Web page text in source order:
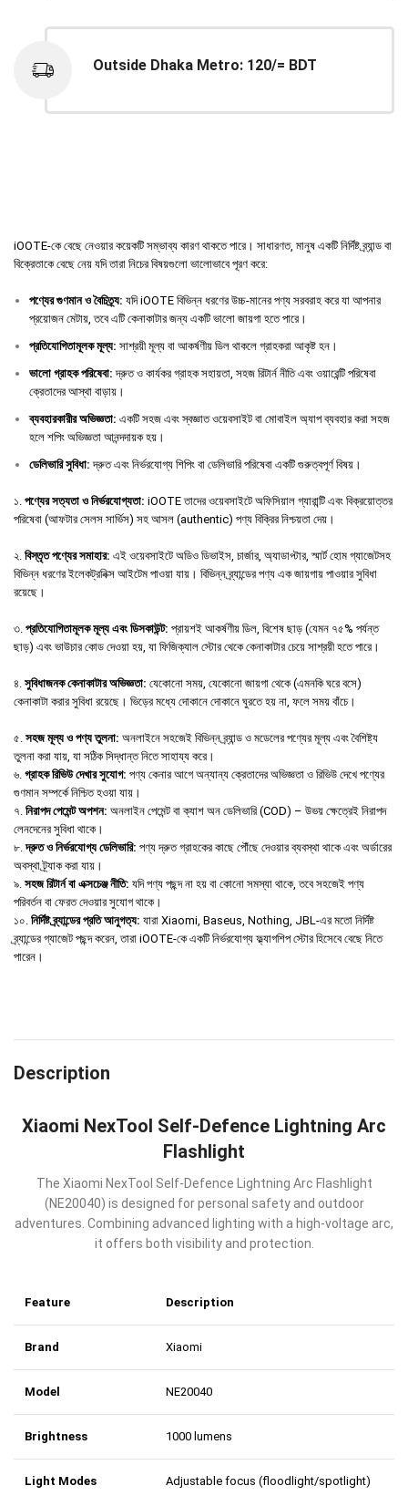
Outside Dhaka Metro: 120/= BDT
iOOTE-কে বেছে নেওয়ার কয়েকটি সম্ভাব্য কারণ থাকতে পারে। সাধারণত, মানুষ একটি নির্দিষ্ট ব্র্যান্ড বা
বিক্রেতাকে বেছে নেয় যদি তারা নিচের বিষয়গুলো ভালোভাবে পূরণ করে:
পণ্যের গুণমান ও বৈচিত্র্য: যদি iOOTE বিভিন্ন ধরণের উচ্চ-মানের পণ্য সরবরাহ করে যা আপনার
প্রয়োজন মেটায়, তবে এটি কেনাকাটার জন্য একটি ভালো জায়গা হতে পারে।
প্রতিযোগিতামূলক মূল্য: সাশ্রয়ী মূল্য বা আকর্ষণীয় ডিল থাকলে গ্রাহকরা আকৃষ্ট হন।
ভালো গ্রাহক পরিষেবা: দ্রুত ও কার্যকর গ্রাহক সহায়তা, সহজ রিটার্ন নীতি এবং ওয়ারেন্টি পরিষেবা
ক্রেতাদের আস্থা বাড়ায়।
ব্যবহারকারীর অভিজ্ঞতা: একটি সহজ এবং স্বজ্ঞাত ওয়েবসাইট বা মোবাইল অ্যাপ ব্যবহার করা সহজ
হলে শপিং অভিজ্ঞতা আনন্দদায়ক হয়।
ডেলিভারি সুবিধা: দ্রুত এবং নির্ভরযোগ্য শিপিং বা ডেলিভারি পরিষেবা একটি গুরুত্বপূর্ণ বিষয়।
১. পণ্যের সত্যতা ও নির্ভরযোগ্যতা: iOOTE তাদের ওয়েবসাইটে অফিসিয়াল গ্যারান্টি এবং বিক্রয়োত্তর
পরিষেবা (আফটার সেলস সার্ভিস) সহ আসল (authentic) পণ্য বিক্রির নিশ্চয়তা দেয়।
২. বিস্তৃত পণ্যের সমাহার: এই ওয়েবসাইটে অডিও ডিভাইস, চার্জার, অ্যাডাপ্টার, স্মার্ট হোম গ্যাজেটসহ
বিভিন্ন ধরণের ইলেকট্রনিক্স আইটেম পাওয়া যায়। বিভিন্ন ব্র্যান্ডের পণ্য এক জায়গায় পাওয়ার সুবিধা
রয়েছে।
৩. প্রতিযোগিতামূলক মূল্য এবং ডিসকাউন্ট: প্রায়শই আকর্ষণীয় ডিল, বিশেষ ছাড় (যেমন ৭৫% পর্যন্ত
ছাড়) এবং ভাউচার কোড দেওয়া হয়, যা ফিজিক্যাল স্টোর থেকে কেনাকাটার চেয়ে সাশ্রয়ী হতে পারে।
৪. সুবিধাজনক কেনাকাটার অভিজ্ঞতা: যেকোনো সময়, যেকোনো জায়গা থেকে (এমনকি ঘরে বসে)
কেনাকাটা করার সুবিধা রয়েছে। ভিড়ের মধ্যে দোকানে দোকানে ঘুরতে হয় না, ফলে সময় বাঁচে।
৫. সহজ মূল্য ও পণ্য তুলনা: অনলাইনে সহজেই বিভিন্ন ব্র্যান্ড ও মডেলের পণ্যের মূল্য এবং বৈশিষ্ট্য
তুলনা করা যায়, যা সঠিক সিদ্ধান্ত নিতে সাহায্য করে।
৬. গ্রাহক রিভিউ দেখার সুযোগ: পণ্য কেনার আগে অন্যান্য ক্রেতাদের অভিজ্ঞতা ও রিভিউ দেখে পণ্যের
গুণমান সম্পর্কে নিশ্চিত হওয়া যায়।
৭. নিরাপদ পেমেন্ট অপশন: অনলাইন পেমেন্ট বা ক্যাশ অন ডেলিভারি (COD) – উভয় ক্ষেত্রেই নিরাপদ
লেনদেনের সুবিধা থাকে।
৮.দ্রুত ও নির্ভরযোগ্য ডেলিভারি: পণ্য দ্রুত গ্রাহকের কাছে পৌঁছে দেওয়ার ব্যবস্থা থাকে এবং অর্ডারের
অবস্থা ট্র্যাক করা যায়।
৯. সহজ রিটার্ন বা এক্সচেঞ্জ নীতি: যদি পণ্য পছন্দ না হয় বা কোনো সমস্যা থাকে, তবে সহজেই পণ্য
পরিবর্তন বা ফেরত দেওয়ার সুযোগ থাকে।
১০. নির্দিষ্ট ব্র্যান্ডের প্রতি আনুগত্য: যারা Xiaomi, Baseus, Nothing, JBL-এর মতো নির্দিষ্ট
ব্র্যান্ডের গ্যাজেট পছন্দ করেন, তারা iOOTE-কে একটি নির্ভরযোগ্য ফ্ল্যাগশিপ স্টোর হিসেবে বেছে নিতে
পারেন।
Description
Xiaomi NexTool Self-Defence Lightning Arc
Flashlight
The Xiaomi NexTool Self-Defence Lightning Arc Flashlight
(NE20040) is designed for personal safety and outdoor
adventures. Combining advanced lighting with a high-voltage arc,
it offers both visibility and protection.
Feature Description
Brand Xiaomi
Model NE20040
Brightness 1000 lumens
Light Modes Adjustable focus (floodlight/spotlight)